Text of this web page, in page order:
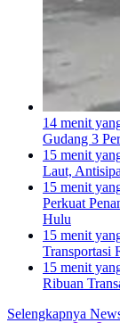
14 menit
Gudang 3
15 menit
Laut,
15 menit
Perkuat
Hulu
15 menit
Transportasi
15 menit
Ribuan
Selengkapnya